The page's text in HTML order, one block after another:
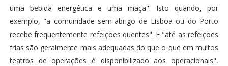
uma bebida energética e uma maçã". Isto quando, por
exemplo, "a comunidade sem-abrigo de Lisboa ou do Porto
recebe frequentemente refeições quentes". E "até as refeições
frias são geralmente mais adequadas do que o que em muitos
teatros de operações é disponibilizado aos operacionais",